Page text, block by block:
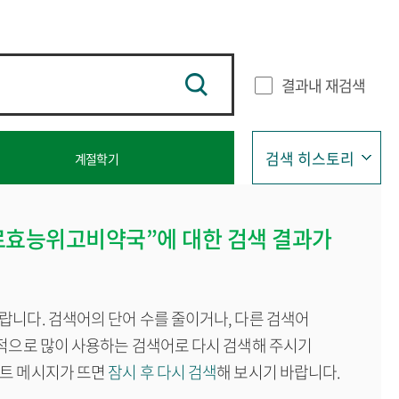
결과내 재검색
계절학기 검색 히스토리
위고비약국”에 대한 검색 결과가
니다. 검색어의 단어 수를 줄이거나, 다른 검색어
로 많이 사용하는 검색어로 다시 검색해 주시기
메시지가 뜨면 잠시 후 다시 검색해 보시기 바랍니다.